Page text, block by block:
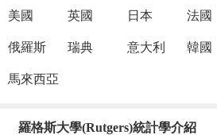
美國 英國 日本 法國
俄羅斯 瑞典 意大利 韓國
馬來西亞
羅格斯大學(Rutgers)統計學介紹